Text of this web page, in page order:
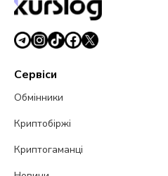
Сервіси
Обмінники
Криптобіржі
Криптогаманці